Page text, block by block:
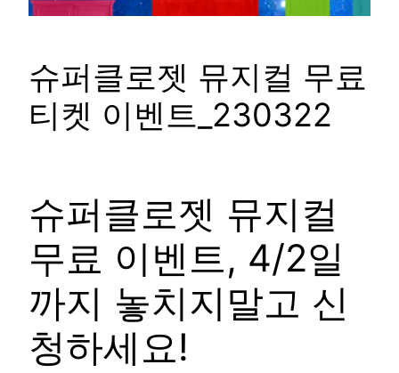
슈퍼클로젯 뮤지컬 무료
티켓 이벤트_230322
슈퍼클로젯 뮤지컬
무료 이벤트, 4/2일
까지 놓치지말고 신
청하세요!